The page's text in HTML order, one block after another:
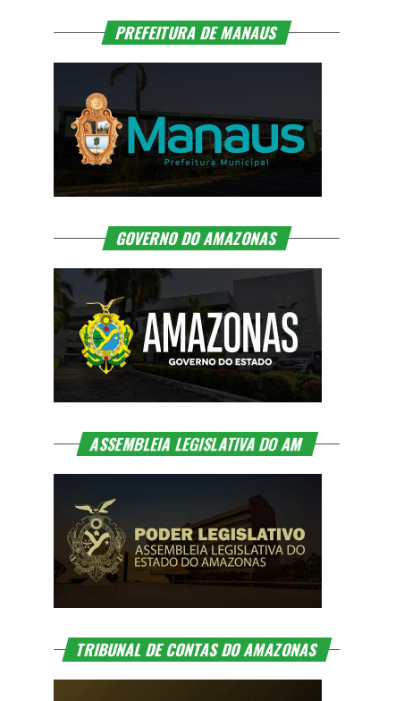
PREFEITURA DE MANAUS
GOVERNO DO AMAZONAS
ASSEMBLEIA LEGISLATIVA DO AM
TRIBUNAL DE CONTAS DO AMAZONAS